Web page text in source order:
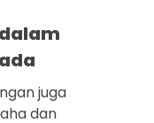
juga
dan